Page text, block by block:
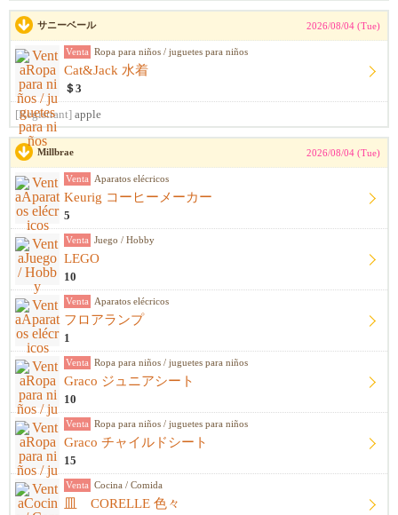
サニーベール 2026/08/04 (Tue)
Venta Ropa para niños / juguetes para niños
Cat&Jack 水着
＄3
[Registrant] apple
Millbrae 2026/08/04 (Tue)
Venta Aparatos elécricos
Keurig コーヒーメーカー
5
Venta Juego / Hobby
LEGO
10
Venta Aparatos elécricos
フロアランプ
1
Venta Ropa para niños / juguetes para niños
Graco ジュニアシート
10
Venta Ropa para niños / juguetes para niños
Graco チャイルドシート
15
Venta Cocina / Comida
皿 CORELLE 色々